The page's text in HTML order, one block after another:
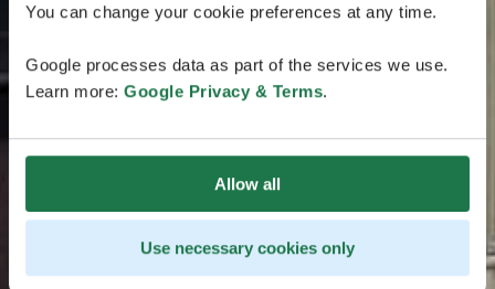
You can change your cookie preferences at any time.
Google processes data as part of the services we use.
Learn more: Google Privacy & Terms.
Allow all
Use necessary cookies only